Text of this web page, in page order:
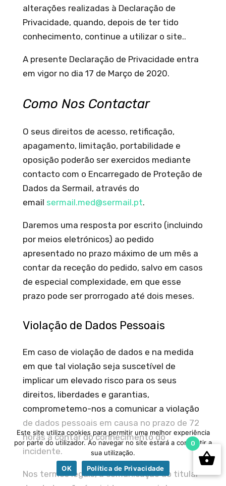
alterações realizadas à Declaração de
Privacidade, quando, depois de ter tido
conhecimento, continue a utilizar o site..
A presente Declaração de Privacidade entra
em vigor no dia 17 de Março de 2020.
Como Nos Contactar
O seus direitos de acesso, retificação,
apagamento, limitação, portabilidade e
oposição poderão ser exercidos mediante
contacto com o Encarregado de Proteção de
Dados da Sermail, através do
email sermail.med@sermail.pt.
Daremos uma resposta por escrito (incluindo
por meios eletrónicos) ao pedido
apresentado no prazo máximo de um mês a
contar da receção do pedido, salvo em casos
de especial complexidade, em que esse
prazo pode ser prorrogado até dois meses.
Violação de Dados Pessoais
Em caso de violação de dados e na medida
em que tal violação seja suscetível de
implicar um elevado risco para os seus
direitos, liberdades e garantias,
comprometemo-nos a comunicar a violação
de dados pessoais em causa no prazo de 72
horas a contar do conhecimento do
incidente.
Nos termos legais, a comunicação ao titular
0
Este site utiliza cookies para permitir uma melhor experiência
por parte do utilizador. Ao navegar no site estará a consentir a
sua utilização.
OK
Política de Privacidade